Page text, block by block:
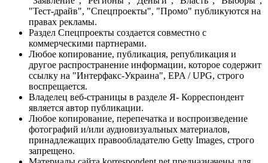
"Тест-драйв", "Спецпроекты", "Промо" публикуются на
правах рекламы.
Раздел Спецпроекты создается совместно с
коммерческими партнерами.
Любое копирование, публикация, републикация и
другое распространение информации, которое содержит
ссылку на "Интерфакс-Украина", EPA / UPG, строго
воспрещается.
Владелец веб-страницы в разделе Я- Корреспондент
является автор публикации.
Любое копирование, перепечатка и воспроизведение
фотографий и/или аудиовизуальных материалов,
принадлежащих правообладателю Getty Images, строго
запрещено.